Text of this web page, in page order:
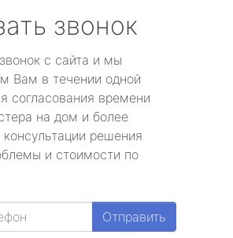
звонок
с сайта и мы
Вам в течении одной
согласования времени
на дом и более
консультации решения
и стоимости по
Отправить